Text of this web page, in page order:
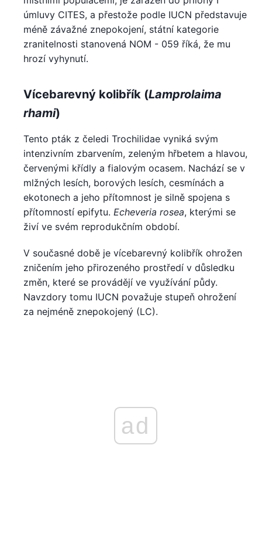
úmluvy CITES, a přestože podle IUCN představuje
méně závažné znepokojení, státní kategorie
zranitelnosti stanovená NOM - 059 říká, že mu
hrozí vyhynutí.
Vícebarevný kolibřík (Lamprolaima
rhami)
Tento pták z čeledi Trochilidae vyniká svým
intenzivním zbarvením, zeleným hřbetem a hlavou,
červenými křídly a fialovým ocasem. Nachází se v
mlžných lesích, borových lesích, cesmínách a
ekotonech a jeho přítomnost je silně spojena s
přítomností epifytu. Echeveria rosea, kterými se
živí ve svém reprodukčním období.
V současné době je vícebarevný kolibřík ohrožen
zničením jeho přirozeného prostředí v důsledku
změn, které se provádějí ve využívání půdy.
Navzdory tomu IUCN považuje stupeň ohrožení
za nejméně znepokojený (LC).
ad